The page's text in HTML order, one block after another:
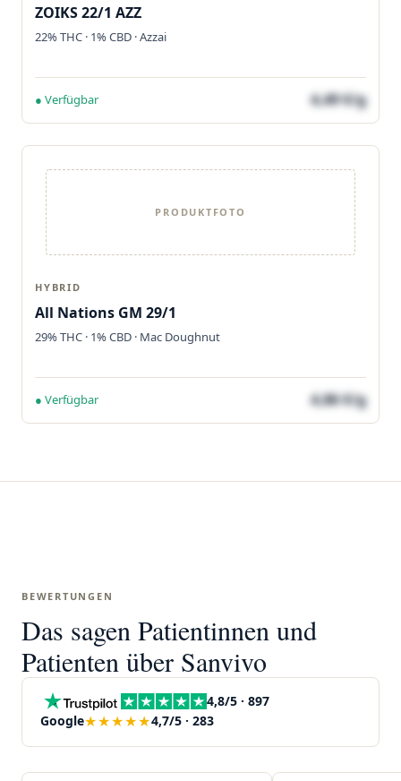
ZOIKS 22/1 AZZ
22% THC · 1% CBD · Azzai
● Verfügbar 4,49 €/g
PRODUKTFOTO
HYBRID
All Nations GM 29/1
29% THC · 1% CBD · Mac Doughnut
● Verfügbar 4,86 €/g
BEWERTUNGEN
Das sagen Patientinnen und
Patienten über Sanvivo
4,8/5 · 897
Google★★★★★4,7/5 · 283